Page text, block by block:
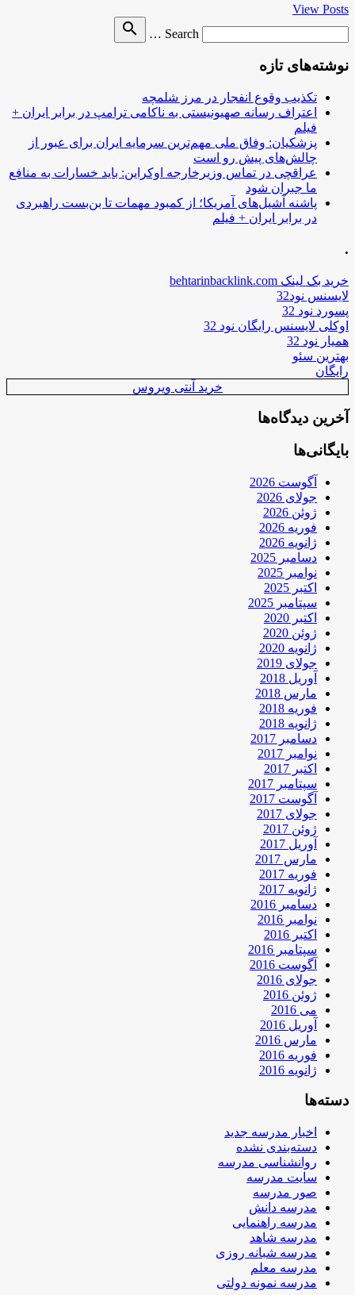
View Posts
Search …
search
نوشته‌های تازه
تکذیب وقوع انفجار در مرز شلمچه
اعتراف رسانه صهیونیستی به ناکامی ترامپ در برابر ایران +
فیلم
پزشکیان: وفاق ملی مهم‌ترین سرمایه ایران برای عبور از
چالش‌های پیش رو است
عراقچی در تماس وزیرخارجه اوکراین: باید خسارات به منافع
ما جبران شود
پاشنه آشیل‌های آمریکا؛ از کمبود مهمات تا بن‌بست راهبردی
در برابر ایران + فیلم
.
خرید بک لینک behtarinbacklink.com
لایسنس نود32
پسورد نود 32
اوکلی لایسنس رایگان نود 32
همیار نود 32
بهترین سئو
رایگان
خرید آنتی ویروس
آخرین دیدگاه‌ها
بایگانی‌ها
آگوست 2026
جولای 2026
ژوئن 2026
فوریه 2026
ژانویه 2026
دسامبر 2025
نوامبر 2025
اکتبر 2025
سپتامبر 2025
اکتبر 2020
ژوئن 2020
ژانویه 2020
جولای 2019
آوریل 2018
مارس 2018
فوریه 2018
ژانویه 2018
دسامبر 2017
نوامبر 2017
اکتبر 2017
سپتامبر 2017
آگوست 2017
جولای 2017
ژوئن 2017
آوریل 2017
مارس 2017
فوریه 2017
ژانویه 2017
دسامبر 2016
نوامبر 2016
اکتبر 2016
سپتامبر 2016
آگوست 2016
جولای 2016
ژوئن 2016
می 2016
آوریل 2016
مارس 2016
فوریه 2016
ژانویه 2016
دسته‌ها
اخبار مدرسه جدید
دسته‌بندی نشده
روانشناسی مدرسه
سایت مدرسه
صور مدرسه
مدرسه دانش
مدرسه راهنمایی
مدرسه شاهد
مدرسه شبانه روزی
مدرسه معلم
مدرسه نمونه دولتی